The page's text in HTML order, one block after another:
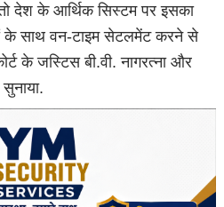
देश के आर्थिक सिस्टम पर इसका
के साथ वन-टाइम सेटलमेंट करने से
के जस्टिस बी.वी. नागरत्ना और